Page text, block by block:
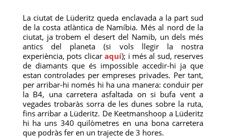
La ciutat de Lüderitz queda enclavada a la part sud
de la costa atlàntica de Namíbia. Més al nord de la
ciutat, ja trobem el desert del Namib, un dels més
antics del planeta (si vols llegir la nostra
experiència, pots clicaraquí); i més al sud, reserves
de diamants que és impossible accedir-hi ja que
estan controlades per empreses privades. Per tant,
per arribar-hi només hi ha una manera: conduir per
la B4, una carretera asfaltada on si bufa vent a
vegades trobaràs sorra de les dunes sobre la ruta,
fins arribar a Lüderitz. De Keetmanshoop a Lüderitz
hi ha uns 340 quilòmetres en una bona carretera
que podràs fer en un trajecte de 3 hores.